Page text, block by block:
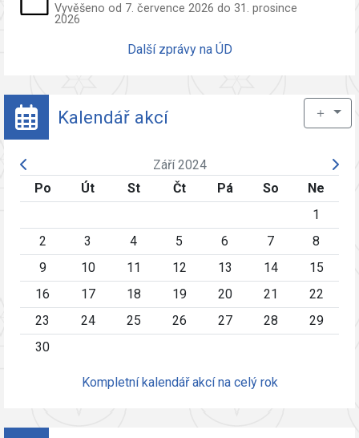
Vyvěšeno od 7. července 2026 do 31. prosince
2026
Další zprávy na ÚD
Kalendář akcí ＋
Září 2024
Po
Út St Čt Pá So
Ne
1
2
3 4 5 6 7
8
9
10 11 12 13 14
15
16
17 18 19 20 21
22
23
24 25 26 27 28
29
30
Kompletní kalendář akcí na celý rok